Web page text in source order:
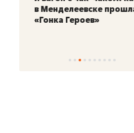
в Менделеевске прошла
«Гонка Героев»